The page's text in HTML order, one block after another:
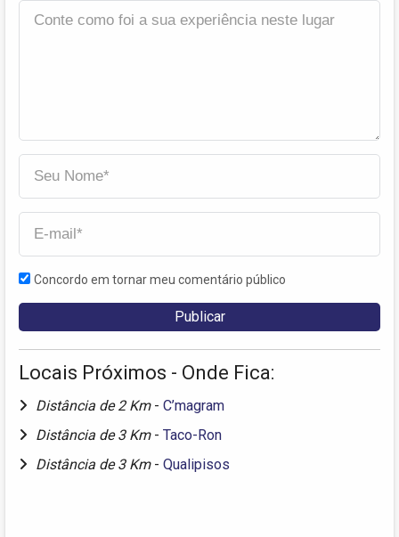
Concordo em tornar meu comentário público
Locais Próximos - Onde Fica:
Distância de 2 Km - C’magram
Distância de 3 Km - Taco-Ron
Distância de 3 Km - Qualipisos